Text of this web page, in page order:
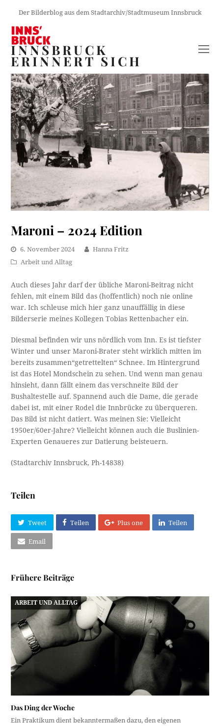
Der Bilderblog aus dem Stadtarchiv/Stadtmuseum Innsbruck
INNSBRUCK
ERINNERT SICH
Maroni – 2024 Edition
6. November 2024
Hanna Fritz
Arbeit und Alltag
Auch dieses Jahr darf der übliche Maroni-Beitrag nicht
fehlen, mit einem Bild das (hoffentlich) noch nie online
war. Ich schleuse mich hier ganz unauffällig in diese
Bilderserie meines Kollegen Tobias Rettenbacher ein.
Diesmal befinden wir uns nördlich vom Inn. Es ist tiefster
Winter und unser Maroni-Brater steht wirklich mitten im
bereits zusammen“getrettelten“ Schnee. Im Hintergrund
ist das Hotel Mondschein zu sehen. Und wenn man genau
hinsieht, dann fällt einem das verschneite Bild der
Bushaltestelle auf. Spannend auch die Dame, die gerade
dabei ist, mit einer Rodel die Innbrücke zu überqueren.
Das Bild ist nicht datiert. Was meinen Sie: Vielleicht
1950er/60er-Jahre? Vielleicht können auch die Buslinien-
Experten Genaueres zur Datierung beisteuern.
(Stadtarchiv Innsbruck, Ph-14838)
Teilen
Tweet Teilen Plus one Teilen
Email
Frühere Beiträge
ARBEIT UND ALLTAG
Das Ding der Woche
Ein Praktikum dient bekanntermaßen dazu, den eigenen